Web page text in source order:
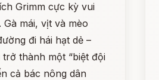
Grimm cực kỳ vui
mái, vịt và mèo
đi hái hạt dẻ –
thành một “biệt đội
cả bác nông dân